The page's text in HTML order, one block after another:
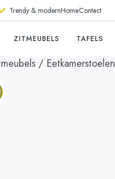
Trendy & modernHomeContact
ZITMEUBELS TAFELS
/ Eetkamerstoelen